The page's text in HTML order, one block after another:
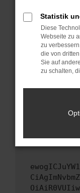
sind.
Veraltete
führen,
unterstützt
Wende
Wenn du
hast,
versuchen,
uns diesen
Statistik
Diese
Webseite zu
zu
die von
Sie auf
zu schalten,